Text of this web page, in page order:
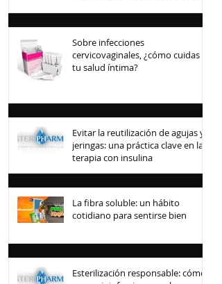
Sobre infecciones
cervicovaginales, ¿cómo cuidas
tu salud íntima?
Evitar la reutilización de agujas y
jeringas: una práctica clave en la
terapia con insulina
La fibra soluble: un hábito
cotidiano para sentirse bien
Esterilización responsable: cómo